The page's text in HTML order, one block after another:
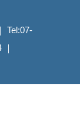
Tel:07-